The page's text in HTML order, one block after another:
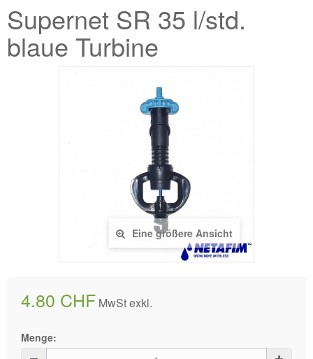
Supernet SR 35 l/std.
blaue Turbine
Eine größere Ansicht
4.80 CHF MwSt exkl.
Menge: